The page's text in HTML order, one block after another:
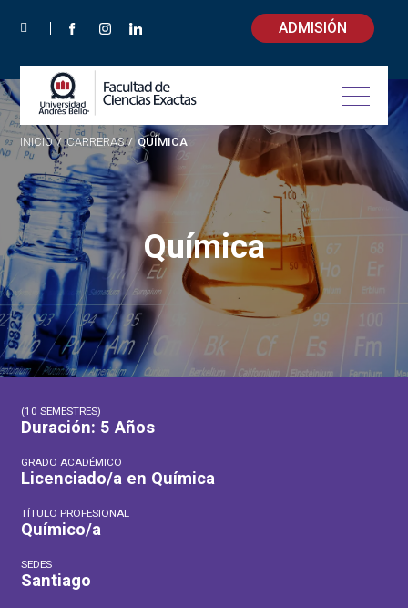
ADMISIÓN
INICIO / CARRERAS / QUÍMICA
Química
(10 SEMESTRES)
Duración: 5 Años
GRADO ACADÉMICO
Licenciado/a en Química
TÍTULO PROFESIONAL
Químico/a
SEDES
Santiago